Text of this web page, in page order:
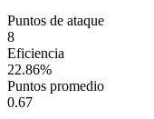
Puntos de ataque
8
Eficiencia
22.86%
Puntos promedio
0.67